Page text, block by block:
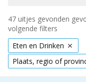
47 uitjes gevonden
volgende filters
Eten en Drinken
Plaats, regio of